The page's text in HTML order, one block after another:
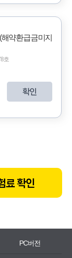
약환급금미지
호
확인
료 확인
PC버전